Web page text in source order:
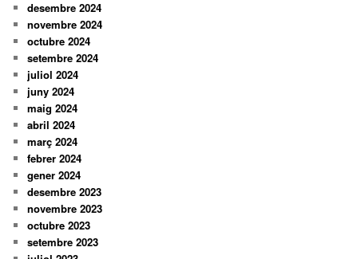
desembre 2024
novembre 2024
octubre 2024
setembre 2024
juliol 2024
juny 2024
maig 2024
abril 2024
març 2024
febrer 2024
gener 2024
desembre 2023
novembre 2023
octubre 2023
setembre 2023